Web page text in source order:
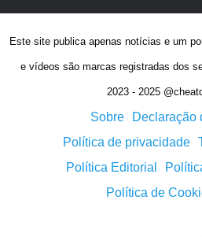
Este site publica apenas notícias e um
e vídeos são marcas registradas dos
2023 - 2025
Sobre
Declaração
Política de privacidade
Política Editorial
Política de